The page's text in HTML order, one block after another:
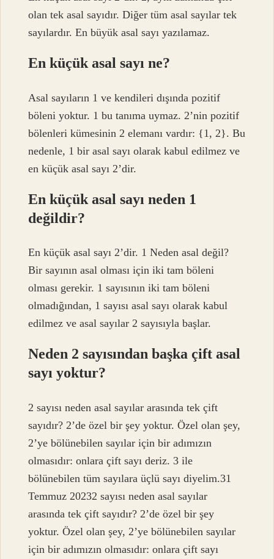
olan tek asal sayıdır. Diğer tüm asal sayılar tek
sayılardır. En büyük asal sayı yazılamaz.
En küçük asal sayı ne?
Asal sayıların 1 ve kendileri dışında pozitif
böleni yoktur. 1 bu tanıma uymaz. 2’nin pozitif
bölenleri kümesinin 2 elemanı vardır: {1, 2}. Bu
nedenle, 1 bir asal sayı olarak kabul edilmez ve
en küçük asal sayı 2’dir.
En küçük asal sayı neden 1
değildir?
En küçük asal sayı 2’dir. 1 Neden asal değil?
Bir sayının asal olması için iki tam böleni
olması gerekir. 1 sayısının iki tam böleni
olmadığından, 1 sayısı asal sayı olarak kabul
edilmez ve asal sayılar 2 sayısıyla başlar.
Neden 2 sayısından başka çift asal
sayı yoktur?
2 sayısı neden asal sayılar arasında tek çift
sayıdır? 2’de özel bir şey yoktur. Özel olan şey,
2’ye bölünebilen sayılar için bir adımızın
olmasıdır: onlara çift sayı deriz. 3 ile
bölünebilen tüm sayılara üçlü sayı diyelim.31
Temmuz 20232 sayısı neden asal sayılar
arasında tek çift sayıdır? 2’de özel bir şey
yoktur. Özel olan şey, 2’ye bölünebilen sayılar
için bir adımızın olmasıdır: onlara çift sayı